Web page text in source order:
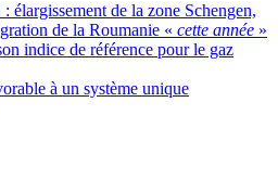
: élargissement de la zone Schengen,
de la Roumanie « cette année »
indice de référence pour le gaz
à un système unique